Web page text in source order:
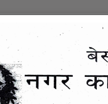
नगरकार्यपालिकाको
तथा परियोजना